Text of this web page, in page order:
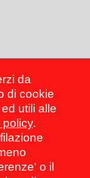
da
di cookie
utili alle
.
o il